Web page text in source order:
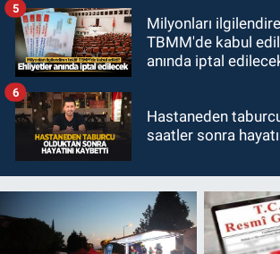
Milyonları
TBMM'de kabul
anında iptal
5
Hastaneden
saatler sonra
6